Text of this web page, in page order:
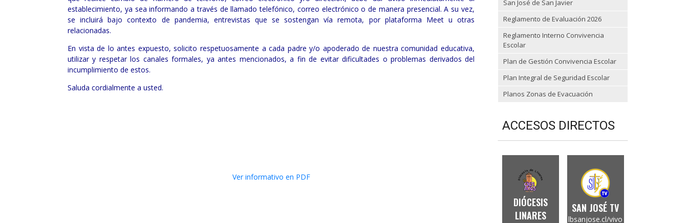
establecimiento, ya sea informando a través de llamado telefónico, correo electrónico o de manera presencial. A su vez,
se incluirá bajo contexto de pandemia, entrevistas que se sostengan vía remota, por plataforma Meet u otras
relacionadas.
En vista de lo antes expuesto, solicito respetuosamente a cada padre y/o apoderado de nuestra comunidad educativa,
utilizar y respetar los canales formales, ya antes mencionados, a fin de evitar dificultades o problemas derivados del
incumplimiento de estos.
Saluda cordialmente a usted.
Ver informativo en PDF
San José de San Javier
Reglamento de Evaluación 2026
Reglamento Interno Convivencia
Escolar
Plan de Gestión Convivencia Escolar
Plan Integral de Seguridad Escolar
Planos Zonas de Evacuación
ACCESOS DIRECTOS
DIÓCESIS
LINARES
SAN JOSÉ TV
lbsanjose.cl/vivo